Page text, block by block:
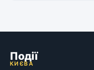
Події
КИЄВА